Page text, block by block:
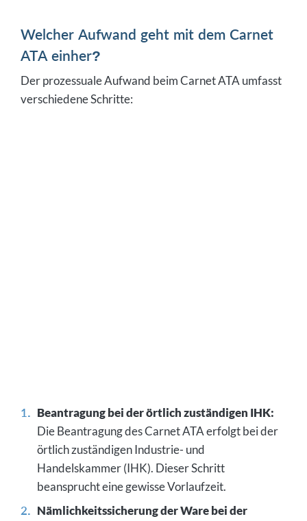
Welcher Aufwand geht mit dem Carnet
ATA einher?
Der prozessuale Aufwand beim Carnet ATA umfasst
verschiedene Schritte:
Beantragung bei der örtlich zuständigen IHK:
Die Beantragung des Carnet ATA erfolgt bei der
örtlich zuständigen Industrie- und
Handelskammer (IHK). Dieser Schritt
beansprucht eine gewisse Vorlaufzeit.
Nämlichkeitssicherung der Ware bei der